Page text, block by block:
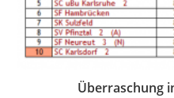
Überraschung